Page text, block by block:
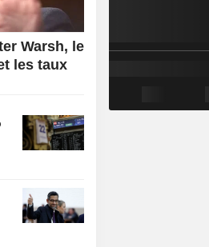
Warsh, le
les taux